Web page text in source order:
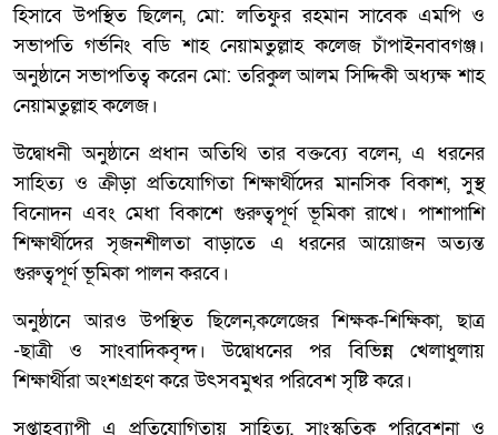
হিসাবে উপস্থিত ছিলেন, মো: লতিফুর রহমান সাবেক এমপি ও
সভাপতি গর্ভনিং বডি শাহ নেয়ামতুল্লাহ কলেজ চাঁপাইনবাবগঞ্জ।
অনুষ্ঠানে সভাপতিত্ব করেন মো: তরিকুল আলম সিদ্দিকী অধ্যক্ষ শাহ
নেয়ামতুল্লাহ কলেজ।
উদ্বোধনী অনুষ্ঠানে প্রধান অতিথি তার বক্তব্যে বলেন, এ ধরনের
সাহিত্য ও ক্রীড়া প্রতিযোগিতা শিক্ষার্থীদের মানসিক বিকাশ, সুস্থ
বিনোদন এবং মেধা বিকাশে গুরুত্বপূর্ণ ভূমিকা রাখে। পাশাপাশি
শিক্ষার্থীদের সৃজনশীলতা বাড়াতে এ ধরনের আয়োজন অত্যন্ত
গুরুত্বপূর্ণ ভূমিকা পালন করবে।
অনুষ্ঠানে আরও উপস্থিত ছিলেন,কলেজের শিক্ষক-শিক্ষিকা, ছাত্র
-ছাত্রী ও সাংবাদিকবৃন্দ। উদ্বোধনের পর বিভিন্ন খেলাধুলায়
শিক্ষার্থীরা অংশগ্রহণ করে উৎসবমুখর পরিবেশ সৃষ্টি করে।
সপ্তাহব্যাপী এ প্রতিযোগিতায় সাহিত্য, সাংস্কৃতিক পরিবেশনা ও